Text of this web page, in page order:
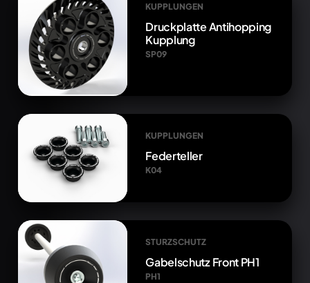
KUPPLUNGEN
Druckplatte Antihopping
Kupplung
SP09
KUPPLUNGEN
Federteller
K04
STURZSCHUTZ
Gabelschutz Front PH1
PH1